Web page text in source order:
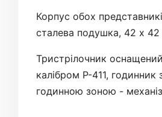
Корпус обох
сталева подушка, 42 x
Тристрілочник
калібром P-411, годинник
годинною зоною -